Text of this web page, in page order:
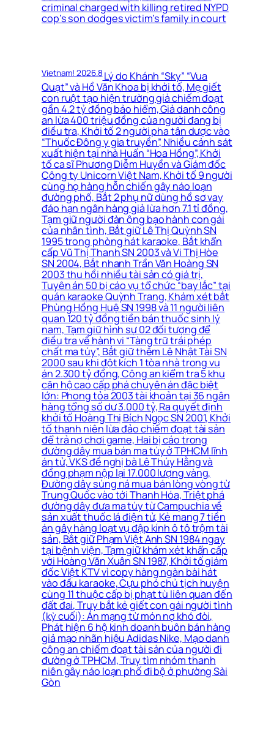
criminal charged with killing retired NYPD
cop’s son dodges victim’s family in court
Vietnam! 2026.8Lý do Khánh “Sky” “Vua
Quạt” và Hồ Văn Khoa bị khởi tố, Mẹ giết
con ruột tạo hiện trường giả chiếm đoạt
gần 4.2 tỷ đồng bảo hiểm, Giả danh công
an lừa 400 triệu đồng của người đang bị
điều tra, Khởi tố 2 người pha tân dược vào
“Thuốc Đông y gia truyền”, Nhiều cảnh sát
xuất hiện tại nhà Huấn “Hoa Hồng”, Khởi
tố ca sĩ Phương Diễm Huyền và Giám đốc
Công ty Unicorn Việt Nam, Khởi tố 9 người
cùng họ hàng hỗn chiến gây náo loạn
đường phố, Bắt 2 phụ nữ dùng hồ sơ vay
đáo hạn ngân hàng giả lừa hơn 7.1 tỉ đồng,
Tạm giữ người đàn ông bạo hành con gái
của nhân tình, Bắt giữ Lê Thị Quỳnh SN
1995 trong phòng hát karaoke, Bắt khẩn
cấp Vũ Thị Thanh SN 2003 và Vi Thị Hòe
SN 2004, Bắt nhanh Trần Văn Hoàng SN
2003 thu hồi nhiều tài sản có giá trị,
Tuyên án 50 bị cáo vụ tổ chức “bay lắc” tại
quán karaoke Quỳnh Trang, Khám xét bắt
Phùng Hồng Huệ SN 1998 và 11 người liên
quan 120 tỷ đồng tiền bán thuốc sinh lý
nam, Tạm giữ hình sự 02 đối tượng để
điều tra về hành vi “Tàng trữ trái phép
chất ma túy”, Bắt giữ thêm Lê Nhật Tài SN
2000 sau khi đột kích 1 tòa nhà trong vụ
án 2.300 tỷ đồng, Công an kiểm tra 5 khu
căn hộ cao cấp phá chuyên án đặc biệt
lớn: Phong tỏa 2003 tài khoản tại 36 ngân
hàng tổng số dư 3.000 tỷ, Ra quyết định
khởi tố Hoàng Thị Bích Ngọc SN 2001, Khởi
tố thanh niên lừa đảo chiếm đoạt tài sản
để trả nợ chơi game, Hai bị cáo trong
đường dây mua bán ma túy ở TPHCM lĩnh
án tử, VKS đề nghị bà Lê Thúy Hằng và
đồng phạm nộp lại 17.000 lượng vàng,
Đường dây súng ná mua bán lòng vòng từ
Trung Quốc vào tới Thanh Hóa, Triệt phá
đường dây đưa ma túy từ Campuchia về
sản xuất thuốc lá điện tử, Kẻ mang 7 tiền
án gây hàng loạt vụ đập kính ô tô trộm tài
sản, Bắt giữ Phạm Việt Anh SN 1984 ngay
tại bệnh viện, Tạm giữ khám xét khẩn cấp
với Hoàng Văn Xuân SN 1987, Khởi tố giám
đốc Việt KTV vì copy hàng ngàn bài hát
vào đầu karaoke, Cựu phó chủ tịch huyện
cùng 11 thuộc cấp bị phạt tù liên quan đến
đất đai, Truy bắt kẻ giết con gái người tình
(kỳ cuối): Án mạng từ món nợ khó đòi,
Phát hiện 6 hộ kinh doanh buôn bán hàng
giả mạo nhãn hiệu Adidas Nike, Mạo danh
công an chiếm đoạt tài sản của người đi
đường ở TPHCM, Truy tìm nhóm thanh
niên gây náo loạn phố đi bộ ở phường Sài
Gòn